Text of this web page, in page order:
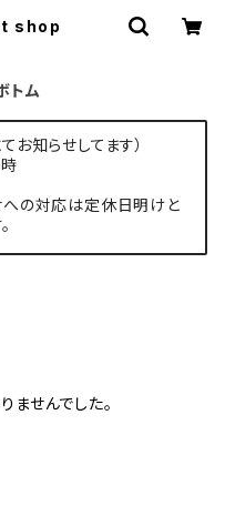
shop
トム
知らせしてます）
への対応は定休日明けと
ませんでした。